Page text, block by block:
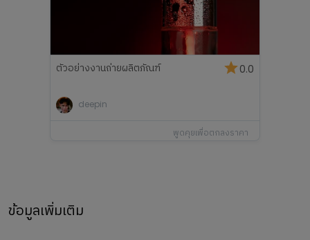
ตัวอย่างงานถ่ายผลิตภัณฑ์
deepin
0.0
พูดคุยเพื่อตกลงราคา
ข้อมูลเพิ่มเติม